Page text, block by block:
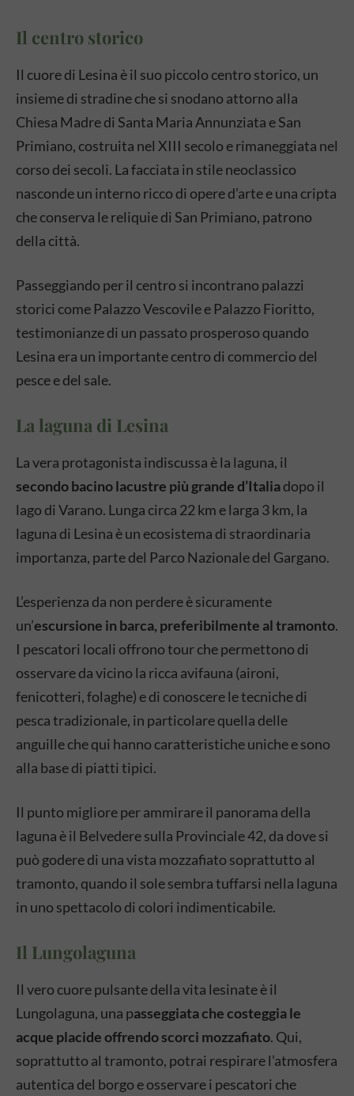
Il centro storico
Il cuore di Lesina è il suo piccolo centro storico, un
insieme di stradine che si snodano attorno alla
Chiesa Madre di Santa Maria Annunziata e San
Primiano, costruita nel XIII secolo e rimaneggiata nel
corso dei secoli. La facciata in stile neoclassico
nasconde un interno ricco di opere d’arte e una cripta
che conserva le reliquie di San Primiano, patrono
della città.
Passeggiando per il centro si incontrano palazzi
storici come Palazzo Vescovile e Palazzo Fioritto,
testimonianze di un passato prosperoso quando
Lesina era un importante centro di commercio del
pesce e del sale.
La laguna di Lesina
La vera protagonista indiscussa è la laguna, il
secondo bacino lacustre più grande d’Italiadopo il
lago di Varano. Lunga circa 22 km e larga 3 km, la
laguna di Lesina è un ecosistema di straordinaria
importanza, parte del Parco Nazionale del Gargano.
L’esperienza da non perdere è sicuramente
un’escursione in barca, preferibilmente al tramonto.
I pescatori locali offrono tour che permettono di
osservare da vicino la ricca avifauna (aironi,
fenicotteri, folaghe) e di conoscere le tecniche di
pesca tradizionale, in particolare quella delle
anguille che qui hanno caratteristiche uniche e sono
alla base di piatti tipici.
Il punto migliore per ammirare il panorama della
laguna è il Belvedere sulla Provinciale 42, da dove si
può godere di una vista mozzafiato soprattutto al
tramonto, quando il sole sembra tuffarsi nella laguna
in uno spettacolo di colori indimenticabile.
Il Lungolaguna
Il vero cuore pulsante della vita lesinate è il
Lungolaguna, una passeggiata che costeggia le
acque placide offrendo scorci mozzafiato. Qui,
soprattutto al tramonto, potrai respirare l’atmosfera
autentica del borgo e osservare i pescatori che